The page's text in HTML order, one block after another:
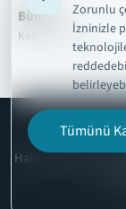
Zorunlu
İzninizle
Tümünü
Bülbül
Keskin · 07 Ağu
HakkımızdaTelif ve